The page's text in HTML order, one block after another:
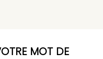
MOT DE